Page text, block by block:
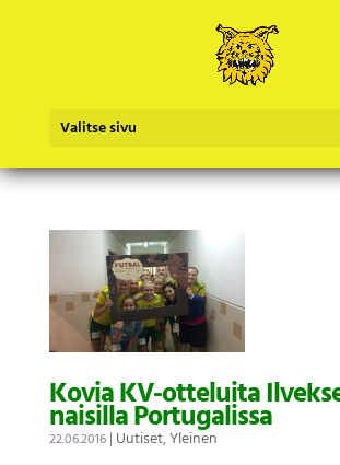
Valitse sivu
Kovia KV-otteluita
naisilla Portugalissa
22.06.2016| Uutiset,Yleinen